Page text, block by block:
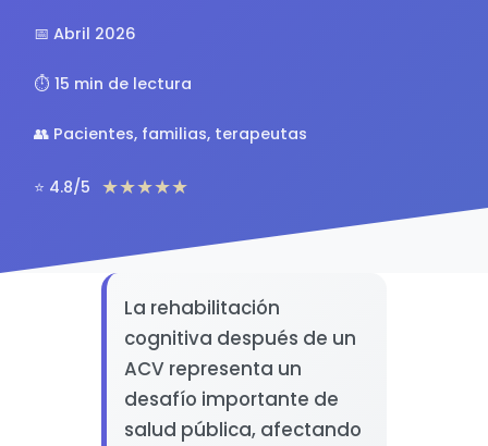
📅 Abril 2026
⏱️ 15 min de lectura
👥 Pacientes, familias, terapeutas
⭐ 4.8/5 ★★★★★
La rehabilitación
cognitiva después de un
ACV representa un
desafío importante de
salud pública, afectando